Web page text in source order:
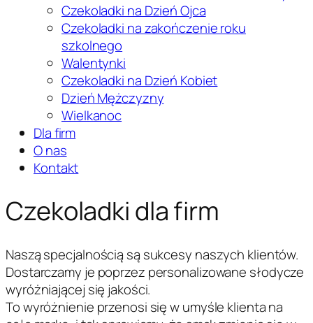
Czekoladki na Dzień Ojca
Czekoladki na zakończenie roku
szkolnego
Walentynki
Czekoladki na Dzień Kobiet
Dzień Mężczyzny
Wielkanoc
Dla firm
O nas
Kontakt
Czekoladki dla firm
Naszą specjalnością są sukcesy naszych klientów.
Dostarczamy je poprzez personalizowane słodycze
wyróżniającej się jakości.
To wyróżnienie przenosi się w umyśle klienta na